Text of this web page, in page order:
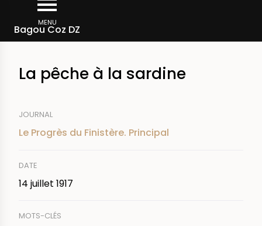
contenu
MENU
Bagou Coz DZ
d'Ariane
Rechercher dans la presse
La pêche à la sardine
JOURNAL
Le Progrès du Finistère. Principal
DATE
14 juillet 1917
MOTS-CLÉS